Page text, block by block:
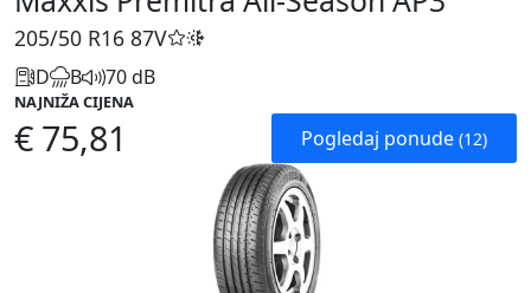
205/50 R16 87V
D B 70 dB
NAJNIŽA CIJENA
€ 75,81 Pogledaj ponude (12)